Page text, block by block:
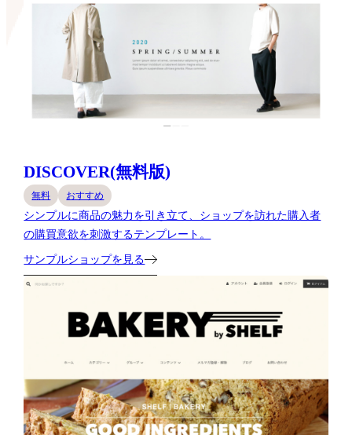
DISCOVER(無料版)
無料 おすすめ
シンプルに商品の魅力を引き立て、ショップを訪れた購入者
の購買意欲を刺激するテンプレート。
サンプルショップを見る